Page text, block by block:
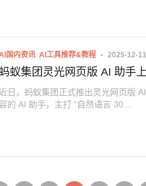
国内资讯 AI工具推荐&教程 2025-12-11
蚁集团灵光网页版 AI 助手
日，蚂蚁集团正式推出灵光网页版